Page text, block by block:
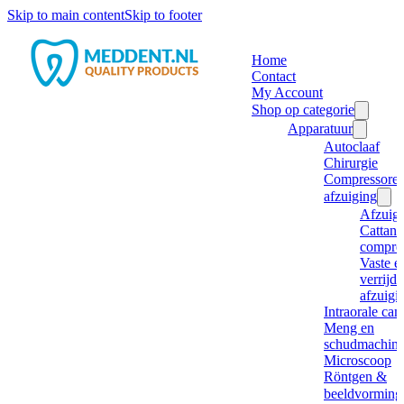
Skip to main contentSkip to footer
Home
Contact
My Account
Shop op categorie
Apparatuur
Autoclaaf
Chirurgie
afzuiging
Cattani
Vaste
Intraorale
Meng en
Microscoop
Röntgen &
beeldvorming